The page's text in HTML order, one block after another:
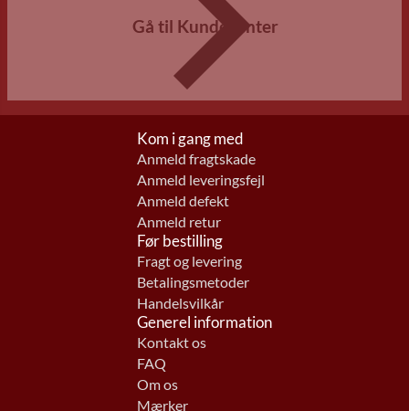
Gå til Kundecenter
Kom i gang med
Anmeld fragtskade
Anmeld leveringsfejl
Anmeld defekt
Anmeld retur
Før bestilling
Fragt og levering
Betalingsmetoder
Handelsvilkår
Generel information
Kontakt os
FAQ
Om os
Mærker